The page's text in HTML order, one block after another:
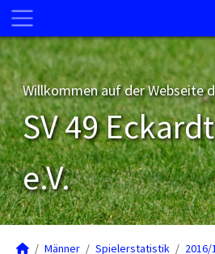
Willkommen auf der Webseite
SV 49
e.V.
Männer Spielerstatistik 2016/